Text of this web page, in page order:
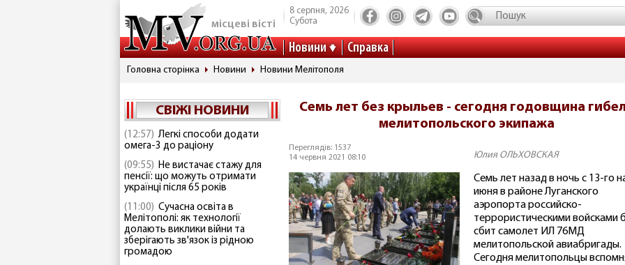
місцеві вісті
8 серпня, 2026
Субота
Новини Справка
Головна сторінка Новини Новини Мелітополя
СВІЖІ НОВИНИ
(12:57) Легкі способи додати
омега-3 до раціону
(09:55) Не вистачає стажу для
пенсії: що можуть отримати
українці після 65 років
(11:00) Сучасна освіта в
Мелітополі: як технології
долають виклики війни та
зберігають зв'язок із рідною
громадою
Семь лет без крыльев - сегодня годовщина
мелитопольского экипажа
Переглядів: 1537
14 червня 2021 08:10
Юлия ОЛЬХОВСКАЯ
Семь лет назад в ночь с 13-го
июня в районе Луганского
аэропорта российско-
террористическими войсками
сбит самолет ИЛ 76МД
мелитопольской авиабригады.
Сегодня мелитопольцы